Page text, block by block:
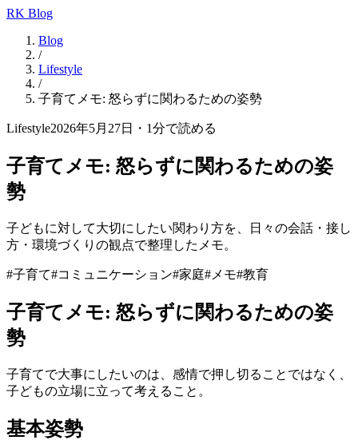
RK Blog
Blog
/
Lifestyle
/
子育てメモ: 怒らずに関わるための姿勢
Lifestyle2026年5月27日 ・ 1分で読める
子育てメモ: 怒らずに関わるための姿
勢
子どもに対して大切にしたい関わり方を、日々の会話・接し
方・環境づくりの観点で整理したメモ。
#子育て#コミュニケーション#家庭# メモ#教育
子育てメモ: 怒らずに関わるための姿
勢
子育てで大事にしたいのは、感情で押し切ることではなく、
子どもの立場に立って考えること。
基本姿勢